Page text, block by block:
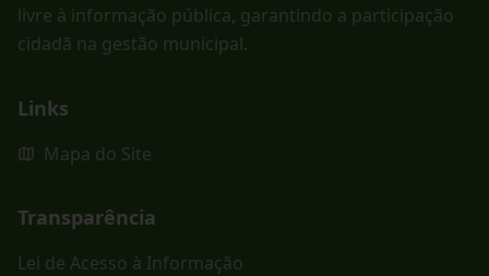
livre à informação pública, garantindo a participação
cidadã na gestão municipal.
Links
Mapa do Site
Transparência
Lei de Acesso à Informação